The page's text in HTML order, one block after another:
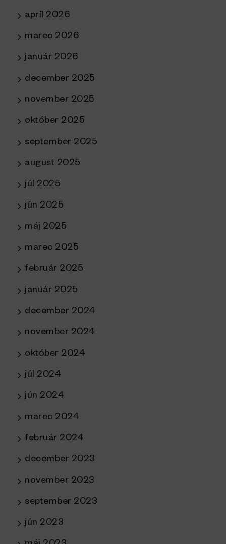
apríl 2026
marec 2026
január 2026
december 2025
november 2025
október 2025
september 2025
august 2025
júl 2025
jún 2025
máj 2025
marec 2025
február 2025
január 2025
december 2024
november 2024
október 2024
júl 2024
jún 2024
marec 2024
február 2024
december 2023
november 2023
september 2023
jún 2023